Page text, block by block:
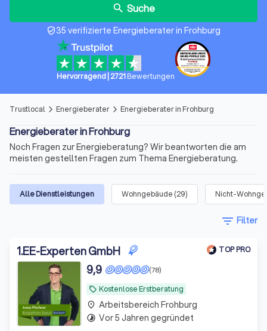
search Suche
verified_user35 verifizierte Energieberater in Frohburg
Hervorragend| 2721 Bewertungen
Trustlocal arrow_forward_ios Energieberater arrow_forward_ios Energieberater in Frohburg
Energieberater in Frohburg
Noch Fragen zur Energieberatung? Wir beantworten die am
meisten gestellten Fragen zum Thema Energieberatung.
Alle Dienstleistungen Wohngebäude (29) Nicht-
filter_list Filter
1.EE-Experten GmbH TOP PRO
local_offer Kostenlose Erstberatung
(78)
9,9
place Arbeitsbereich Frohburg
timelapse Vor 5 Jahren gegründet